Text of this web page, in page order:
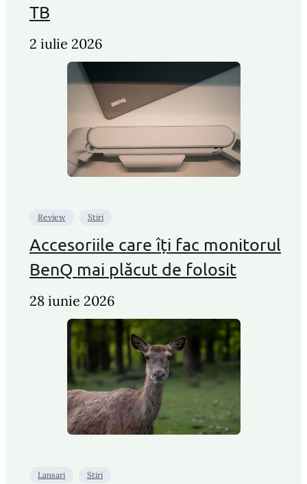
TB
2 iulie 2026
Review Stiri
Accesoriile care îți fac monitorul
BenQ mai plăcut de folosit
28 iunie 2026
Lansari Stiri